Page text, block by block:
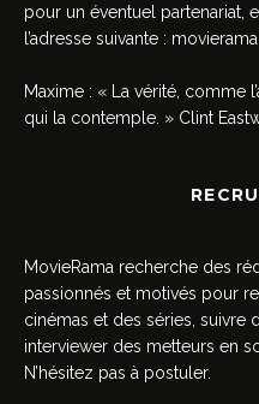
pour un éventuel partenariat,
l’adresse suivante :
Maxime : « La vérité, comme
qui la contemple. » Clint
MovieRama recherche des
passionnés et motivés pour
cinémas et des séries, suivre
interviewer des metteurs en
N’hésitez pas à postuler.